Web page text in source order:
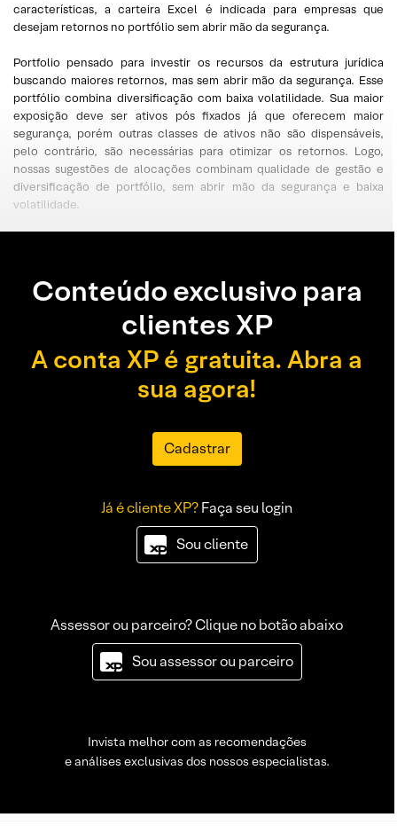
características, a carteira Excel é indicada para empresas que
desejam retornos no portfólio sem abrir mão da segurança.
Portfolio pensado para investir os recursos da estrutura jurídica
buscando maiores retornos, mas sem abrir mão da segurança. Esse
portfólio combina diversificação com baixa volatilidade. Sua maior
exposição deve ser ativos pós fixados já que oferecem maior
segurança, porém outras classes de ativos não são dispensáveis,
pelo contrário, são necessárias para otimizar os retornos. Logo,
nossas sugestões de alocações combinam qualidade de gestão e
diversificação de portfólio, sem abrir mão da segurança e baixa
volatilidade.
Conteúdo exclusivo para
clientes XP
A conta XP é gratuita. Abra a
sua agora!
Cadastrar
Já é cliente XP?Faça seu login
Sou cliente
Assessor ou parceiro? Clique no botão abaixo
Sou assessor ou parceiro
Invista melhor com as recomendações
e análises exclusivas dos nossos especialistas.